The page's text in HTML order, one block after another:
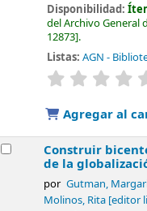
Disponibilidad:
del Archivo General
12873 .
Listas: AGN -
valoración
Agregar al
Construir
de la
por Gutman,
Molinos, Rita [editor